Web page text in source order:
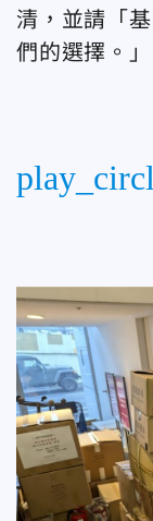
清，並請「
們的選擇。」